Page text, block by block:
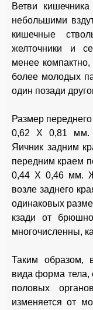
Ветви
небольшими
кишечные
желточники и
менее компактно,
более молодых
один позади
Размер
0,62 X 0,81 мм.
Яичник задним
передним краем
0,44 X 0,46 мм.
возле заднего
одинаковых
кзади от
многочисленны,
Таким образом,
вида форма тела,
половых
изменяется от